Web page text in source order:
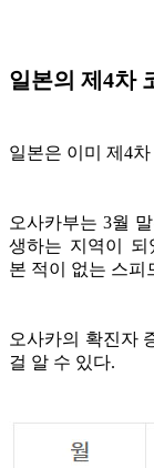
일본의 제4차
일본은 이미 제4
오사카부는 3월
생하는 지역이 되
본 적이 없는 스피
오사카의 확진자
걸 알 수 있다.